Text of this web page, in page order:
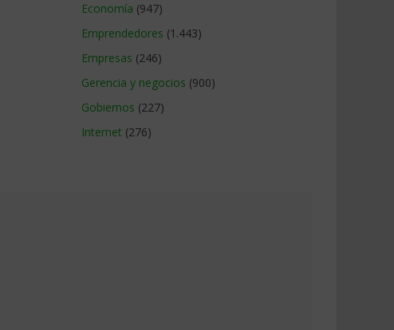
Economía (947)
Emprendedores (1.443)
Empresas (246)
Gerencia y negocios (900)
Gobiernos (227)
Internet (276)